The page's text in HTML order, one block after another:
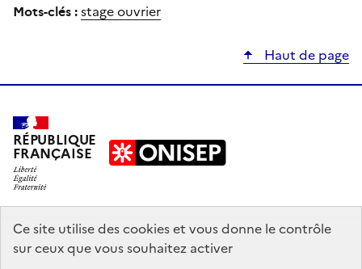
Ce site utilise des cookies et vous donne le contrôle
sur ceux que vous souhaitez activer
Mots-clés :stage ouvrier
Haut de page
RÉPUBLIQUE
FRANÇAISE
education.gouv.fr
enseignementsup-recherche.gouv.fr